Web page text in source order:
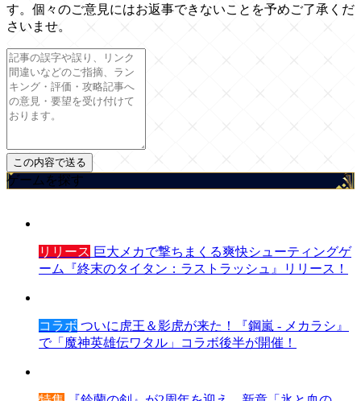
す。個々のご意見にはお返事できないことを予めご了承くだ
さいませ。
ゲームを探す
リリース 巨大メカで撃ちまくる爽快シューティングゲ
ーム『終末のタイタン：ラストラッシュ』リリース！
コラボ ついに虎王＆影虎が来た！『鋼嵐 - メカラシ』
で「魔神英雄伝ワタル」コラボ後半が開催！